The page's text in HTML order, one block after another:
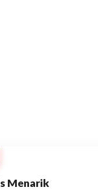
Menarik